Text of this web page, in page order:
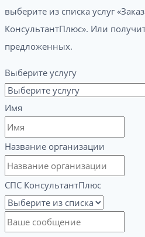
выберите из списка услуг
КонсультантПлюс». Или
предложенных.
Выберите услугу
Имя
Название организации
СПС КонсультантПлюс